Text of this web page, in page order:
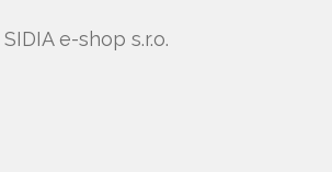
SIDIA e-shop s.r.o.